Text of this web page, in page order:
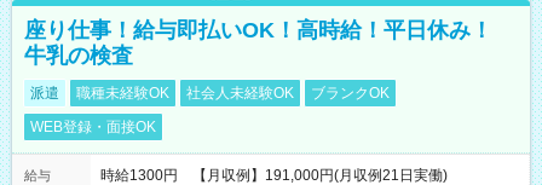
座り仕事！給与即払いOK！高時給！平日休み！
牛乳の検査
派遣 職種未経験OK 社会人未経験OK
ブランクOK
WEB登録・面接OK
給与
時給1300円 【月収例】191,000円(月収例21日実働)